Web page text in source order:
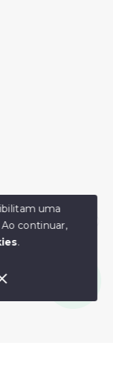
para te ajudar.
- Todos os
uma
Ao continuar,
.